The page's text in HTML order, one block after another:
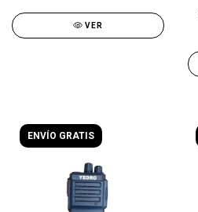
VER
ENVÍO GRATIS